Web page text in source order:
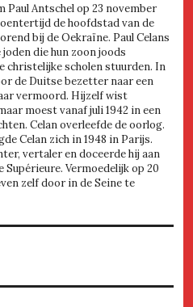
Paul Antschel op 23 november
de hoofdstad van de
bij de Oekraïne. Paul Celans
die hun zoon joods
christelijke scholen stuurden. In
de Duitse bezetter naar een
vermoord. Hijzelf wist
moest vanaf juli 1942 in een
Celan overleefde de oorlog.
Celan zich in 1948 in Parijs.
vertaler en doceerde hij aan
Vermoedelijk op 20
zelf door in de Seine te